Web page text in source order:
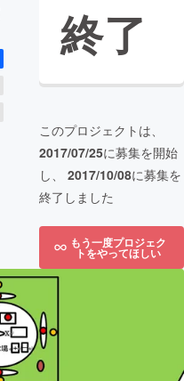
終了
このプロジェクトは、
2017/07/25に募集を開始
し、 2017/10/08に募集を
終了しました
もう一度プロジェク
トをやってほしい